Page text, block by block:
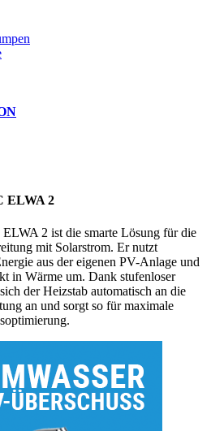
ELWA 2
2 ist die smarte Lösung für die
mit Solarstrom. Er nutzt
aus der eigenen PV-Anlage und
in Wärme um. Dank stufenloser
der Heizstab automatisch an die
an und sorgt so für maximale